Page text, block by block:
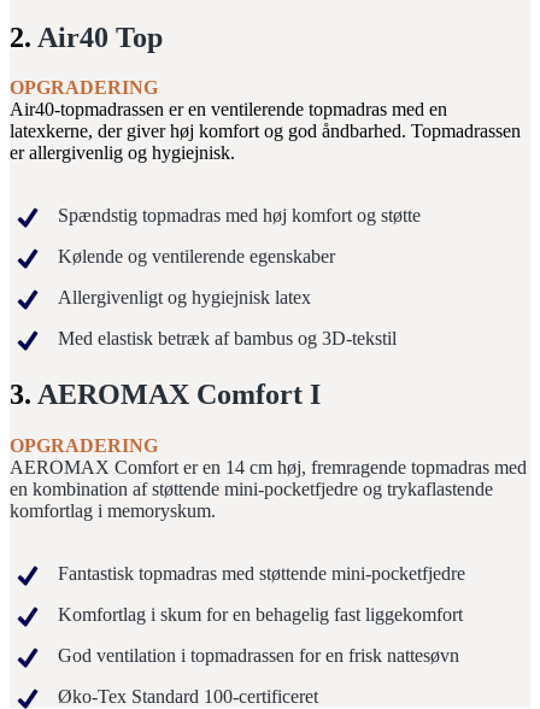
2. Air40 Top
OPGRADERING
Air40-topmadrassen er en ventilerende topmadras med en
latexkerne, der giver høj komfort og god åndbarhed. Topmadrassen
er allergivenlig og hygiejnisk.
Spændstig topmadras med høj komfort og støtte
Kølende og ventilerende egenskaber
Allergivenligt og hygiejnisk latex
Med elastisk betræk af bambus og 3D-tekstil
3. AEROMAX Comfort I
OPGRADERING
AEROMAX Comfort er en 14 cm høj, fremragende topmadras med
en kombination af støttende mini-pocketfjedre og trykaflastende
komfortlag i memoryskum.
Fantastisk topmadras med støttende mini-pocketfjedre
Komfortlag i skum for en behagelig fast liggekomfort
God ventilation i topmadrassen for en frisk nattesøvn
Øko-Tex Standard 100-certificeret